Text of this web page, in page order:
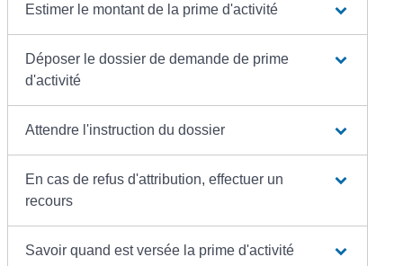
Estimer le montant de la prime d'activité
Déposer le dossier de demande de prime
d'activité
Attendre l'instruction du dossier
En cas de refus d'attribution, effectuer un
recours
Savoir quand est versée la prime d'activité